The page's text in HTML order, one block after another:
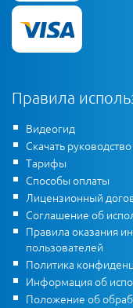
Правила
Видеогид
Скачать
Тарифы
Способы оплаты
Лицензионный
Соглашение об
Правила оказания
пользователей
Политика
Информация об
Положение об